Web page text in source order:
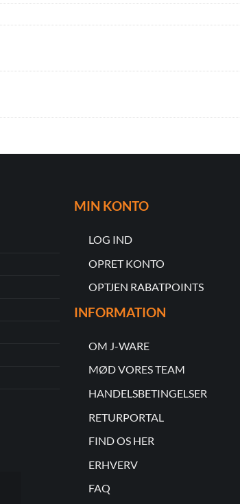
MIN KONTO
LOG IND
OPRET KONTO
OPTJEN RABATPOINTS
INFORMATION
OM J-WARE
MØD VORES TEAM
HANDELSBETINGELSER
RETURPORTAL
FIND OS HER
ERHVERV
FAQ